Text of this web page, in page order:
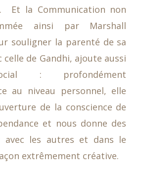
Et la Communication non
ainsi par Marshall
souligner la parenté de sa
celle de Gandhi, ajoute aussi
: profondément
au niveau personnel, elle
de la conscience de
et nous donne des
avec les autres et dans le
extrêmement créative.